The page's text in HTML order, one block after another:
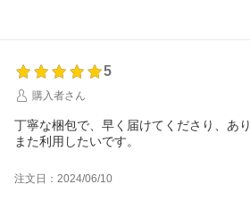
5
購入者さん
丁寧な梱包で、早く届けてくださり、あ
また利用したいです。
注文日：2024/06/10